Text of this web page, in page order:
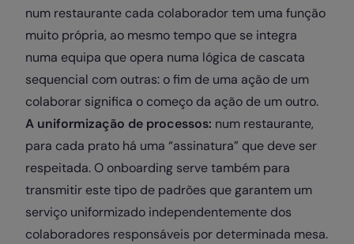
num restaurante cada colaborador tem uma função
muito própria, ao mesmo tempo que se integra
numa equipa que opera numa lógica de cascata
sequencial com outras: o fim de uma ação de um
colaborar significa o começo da ação de um outro.
A uniformização de processos: num restaurante,
para cada prato há uma “assinatura” que deve ser
respeitada. O onboarding serve também para
transmitir este tipo de padrões que garantem um
serviço uniformizado independentemente dos
colaboradores responsáveis por determinada mesa.